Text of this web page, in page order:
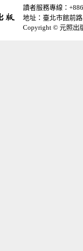
讀者服務專線：
地址：臺北市館前
Copyright © 元照出